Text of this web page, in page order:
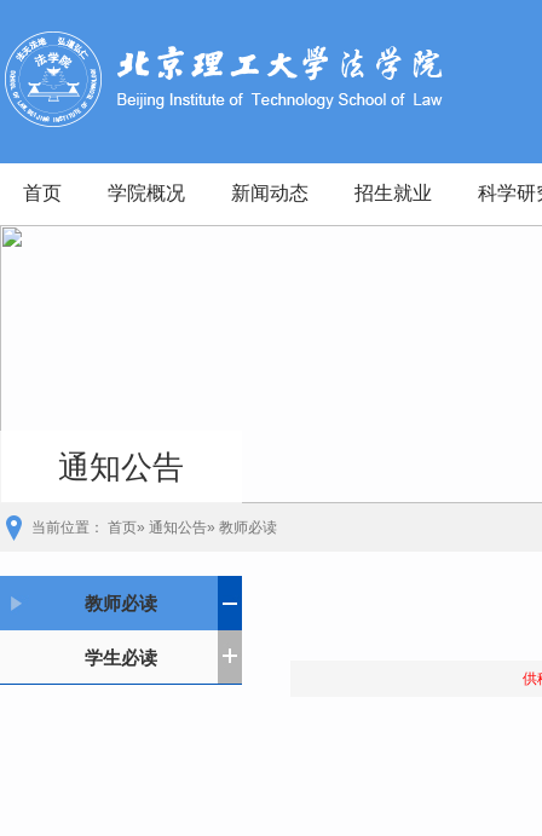
首页 学院概况 新闻动态 招生就业 科学研
通知公告
当前位置： 首页» 通知公告» 教师必读
教师必读
学生必读
供